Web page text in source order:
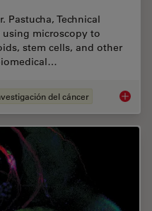
Pastucha, Technical
microscopy to
stem cells, and other
del cáncer